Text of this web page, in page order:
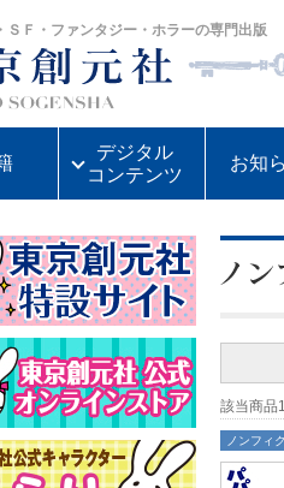
ＳＦ・ファンタジー・ホラーの専門出版
デジタル
コンテンツ
お知
該当商品
ノンフィ